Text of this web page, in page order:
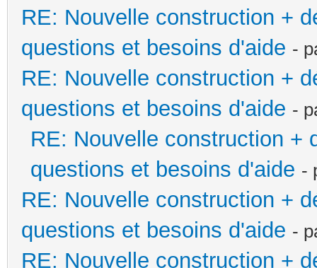
RE: Nouvelle construction +
questions et besoins d'aide -
RE: Nouvelle construction +
questions et besoins d'aide -
RE: Nouvelle construction +
questions et besoins d'aide -
RE: Nouvelle construction +
questions et besoins d'aide -
RE: Nouvelle construction +